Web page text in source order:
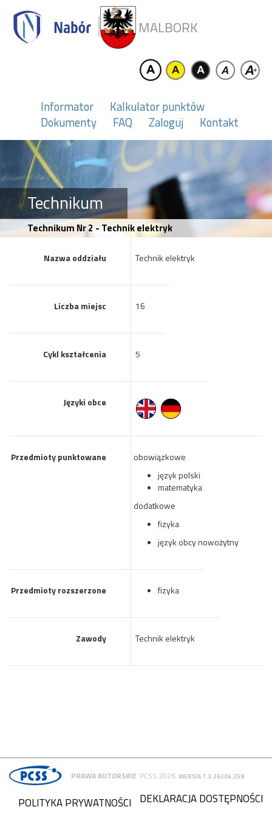
MALBORK
Informator
Kalkulator punktów
Dokumenty
FAQ Zaloguj Kontakt
Technikum
Technikum Nr 2 - Technik elektryk
Nazwa oddziału Technik elektryk
Liczba miejsc 16
Cykl kształcenia 5
Języki obce
Przedmioty punktowane
obowiązkowe
język polski
matematyka
dodatkowe
fizyka
język obcy nowożytny
Przedmioty rozszerzone fizyka
Zawody Technik elektryk
PRAWA AUTORSKIE PCSS 2026 WERSJA 7.3.26204.258
DEKLARACJA DOSTĘPNOŚCI
POLITYKA PRYWATNOŚCI